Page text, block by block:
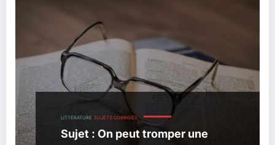
LITTÉRATURE SUJETS CORRIGÉS
Sujet : On peut tromper une